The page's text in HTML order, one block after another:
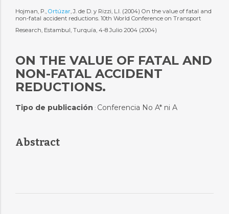
Hojman, P., Ortúzar, J. de D. y Rizzi, L.I. (2004) On the value of fatal and
non-fatal accident reductions. 10th World Conference on Transport
Research, Estambul, Turquía, 4-8 Julio 2004 (2004)
ON THE VALUE OF FATAL AND
NON-FATAL ACCIDENT
REDUCTIONS.
Tipo de publicación : Conferencia No A* ni A
Abstract